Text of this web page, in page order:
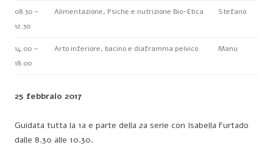
08.30 –
12.30
Alimentazione, Psiche e nutrizione Bio-Etica Stefano
14.00 –
18.00
Arto inferiore, bacino e diaframma pelvico Manu
25 febbraio 2017
Guidata tutta la 1a e parte della 2a serie con Isabella Furtado
dalle 8.30 alle 10.30.